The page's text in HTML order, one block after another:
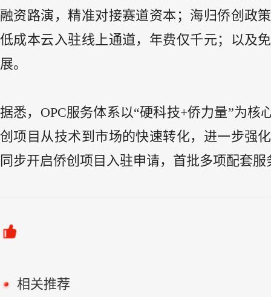
融资路演，精准对接赛道资本；海归侨创政
低成本云入驻线上通道，年费仅千元；以及
展。
据悉，OPC服务体系以“硬科技+侨力量”为
创项目从技术到市场的快速转化，进一步强
同步开启侨创项目入驻申请，首批多项配套
相关推荐